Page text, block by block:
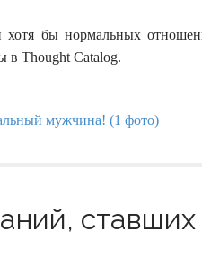
бы нормальных
в Thought Catalog.
ставших